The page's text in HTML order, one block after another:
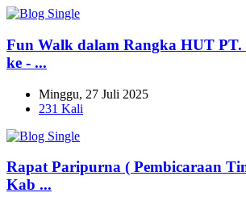
Fun Walk dalam Rangka HUT PT.
ke - ...
Minggu, 27 Juli 2025
231 Kali
Rapat Paripurna ( Pembicaraan
Kab ...